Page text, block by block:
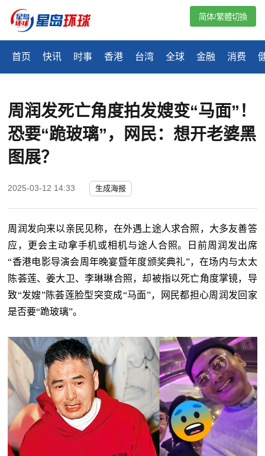
首页 快讯 时事 香港 台湾 全球 金融 消费
简体/繁體切換
周润发死亡角度拍发嫂变“马面”！
恐要“跪玻璃”，网民：想开老婆黑
图展？
2025-03-12 14:33 生成海报
周润发向来以亲民见称，在外遇上途人求合照，大多友善答
应，更会主动拿手机或相机与途人合照。日前周润发出席
“香港电影导演会周年晚宴暨年度颁奖典礼”，在场内与太太
陈荟莲、姜大卫、李琳琳合照，却被指以死亡角度掌镜，导
致“发嫂”陈荟莲脸型突变成“马面”，网民都担心周润发回家
是否要“跪玻璃”。